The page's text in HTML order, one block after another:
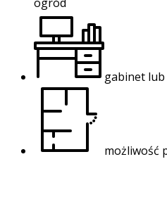
gabinet
możliwość